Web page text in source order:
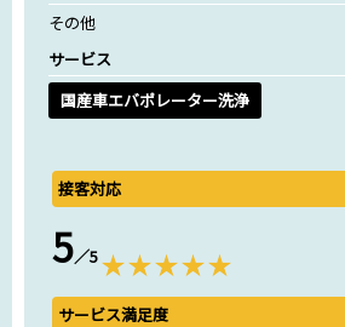
その他
サービス
国産車エバポレーター洗浄
接客対応
5／5
サービス満足度